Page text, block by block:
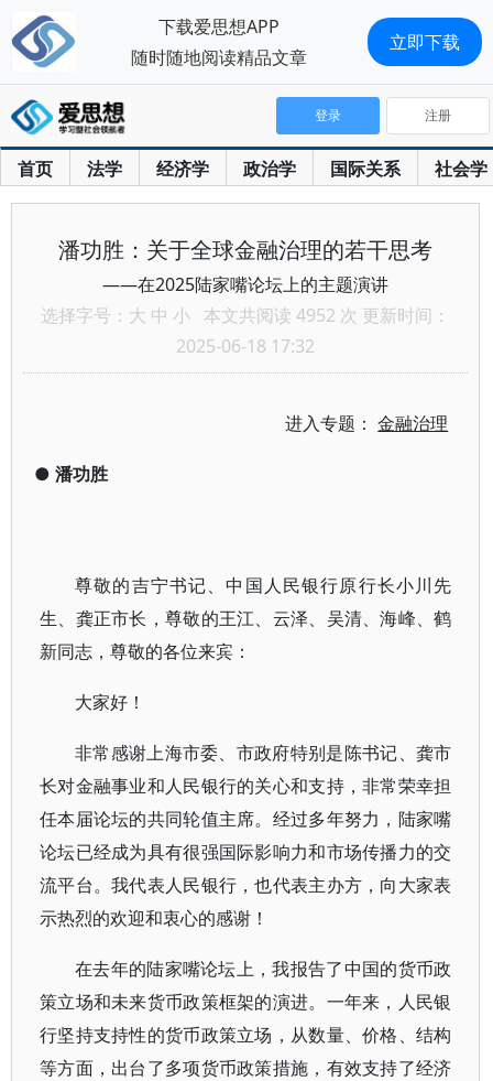
首页 法学 经济学 政治学 国际关系 社会学
登录 注册
潘功胜：关于全球金融治理的若干思考
——在2025陆家嘴论坛上的主题演讲
选择字号： 大 中 小 本文共阅读 4952 次 更新时间：
2025-06-18 17:32
进入专题：金融治理
● 潘功胜
尊敬的吉宁书记、中国人民银行原行长小川先
生、龚正市长，尊敬的王江、云泽、吴清、海峰、鹤
新同志，尊敬的各位来宾：
大家好！
非常感谢上海市委、市政府特别是陈书记、龚市
长对金融事业和人民银行的关心和支持，非常荣幸担
任本届论坛的共同轮值主席。经过多年努力，陆家嘴
论坛已经成为具有很强国际影响力和市场传播力的交
流平台。我代表人民银行，也代表主办方，向大家表
示热烈的欢迎和衷心的感谢！
在去年的陆家嘴论坛上，我报告了中国的货币政
策立场和未来货币政策框架的演进。一年来，人民银
行坚持支持性的货币政策立场，从数量、价格、结构
等方面，出台了多项货币政策措施，有效支持了经济
下载爱思想APP
随时随地阅读精品文章
立即下载